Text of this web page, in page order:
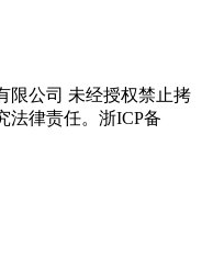
限公司 未经授权禁止拷
法律责任。浙ICP备